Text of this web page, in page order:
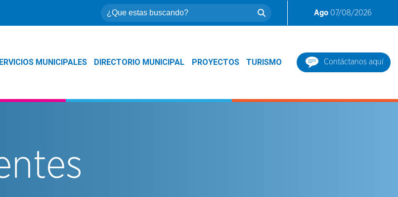
Ago 07/08/2026
MUNICIPALES DIRECTORIO MUNICIPAL PROYECTOS TURISMO Contáctanos aquí